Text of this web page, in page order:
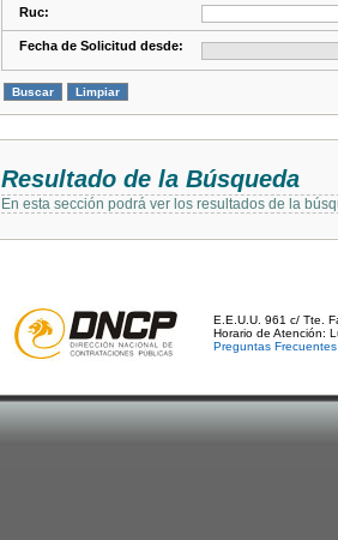
Ruc:
Fecha de Solicitud desde:
Resultado de la Búsqueda
En esta sección podrá ver los resultados de la
E.E.U.U. 961 c/ Tte.
Horario de Atención:
Preguntas Frecuentes